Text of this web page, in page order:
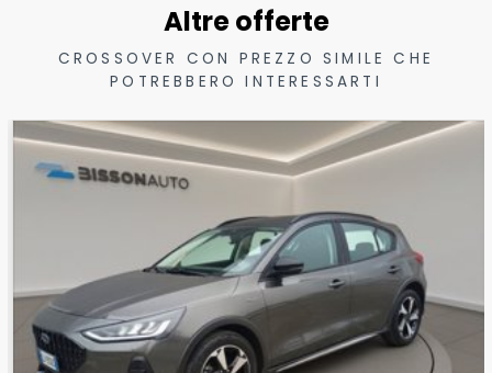
Altre offerte
CROSSOVER CON PREZZO SIMILE CHE
POTREBBERO INTERESSARTI